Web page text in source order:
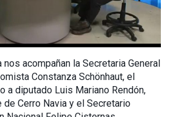
acompañan la Secretaria General
Constanza Schönhaut, el
a diputado Luis Mariano Rendón,
de Cerro Navia y el Secretario